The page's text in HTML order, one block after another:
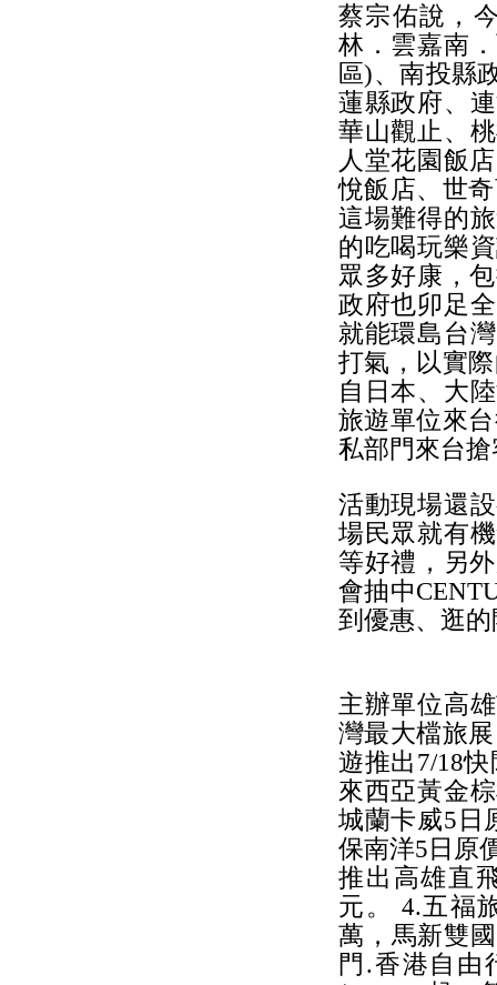
蔡宗佑說，
林．雲嘉南
區)、南投縣
蓮縣政府、
華山觀止、
人堂花園飯
悅飯店、世
這場難得的
的吃喝玩樂
眾多好康，
政府也卯足
就能環島台
打氣，以實
自日本、大
旅遊單位來
私部門來台
活動現場還
場民眾就有
等好禮，另
會抽中
到優惠、逛
主辦單位高
灣最大檔旅
遊推出7/18
來西亞黃金
城蘭卡威5日
保南洋5日原
推出高雄直
元。 4.五福
萬，馬新雙
門.香港自由